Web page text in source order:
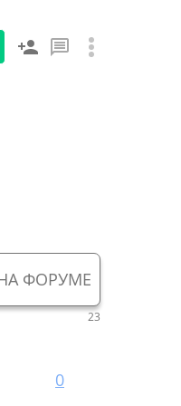
ФОРУМЕ
23
0